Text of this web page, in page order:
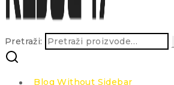
Pretraži:
Blog Without Sidebar